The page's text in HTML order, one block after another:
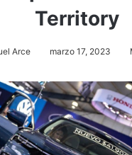
Territory
Arce marzo 17, 2023